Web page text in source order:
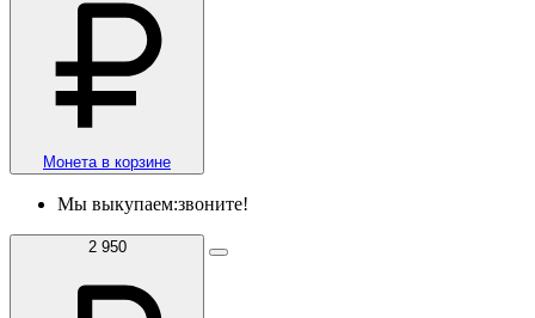
Монета в корзине
Мы выкупаем:звоните!
2 950